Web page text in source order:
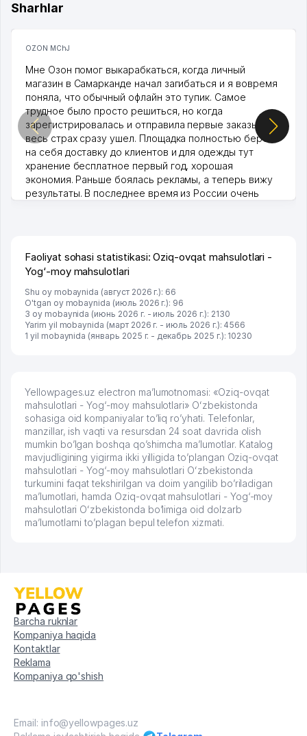
Sharhlar
OZON MChJ
Мне Озон помог выкарабкаться, когда личный
магазин в Самарканде начал загибаться и я вовремя
поняла, что обычный офлайн это тупик. Самое
трудное было просто решиться, но когда
зарегистрировалась и отправила первые заказы,
весь страх сразу ушел. Площадка полностью берет
на себя доставку до клиентов и для одежды тут
хранение бесплатное первый год, хорошая
экономия. Раньше боялась рекламы, а теперь вижу
результаты. В последнее время из России очень
Faoliyat sohasi statistikasi: Oziq-ovqat mahsulotlari -
Yog‘-moy mahsulotlari
Shu oy mobaynida (август 2026 г.): 66
O'tgan oy mobaynida (июль 2026 г.): 96
3 oy mobaynida (июнь 2026 г. - июль 2026 г.): 2130
Yarim yil mobaynida (март 2026 г. - июль 2026 г.): 4566
1 yil mobaynida (январь 2025 г. - декабрь 2025 г.): 10230
Yellowpages.uz electron ma’lumotnomasi: «Oziq-ovqat
mahsulotlari - Yog‘-moy mahsulotlari» Oʻzbekistonda
sohasiga oid kompaniyalar to’liq ro’yhati. Telefonlar,
manzillar, ish vaqti va resursdan 24 soat davrida olish
mumkin bo’lgan boshqa qo’shimcha ma’lumotlar. Katalog
mavjudligining yigirma ikki yilligida to’plangan Oziq-ovqat
mahsulotlari - Yog‘-moy mahsulotlari Oʻzbekistonda
turkumini faqat tekshirilgan va doim yangilib bo’riladigan
ma’lumotlari, hamda Oziq-ovqat mahsulotlari - Yog‘-moy
mahsulotlari Oʻzbekistonda bo’limiga oid dolzarb
ma’lumotlarni to’plagan bepul telefon xizmati.
Barcha ruknlar
Kompaniya haqida
Kontaktlar
Reklama
Kompaniya qo'shish
Email: info@yellowpages.uz